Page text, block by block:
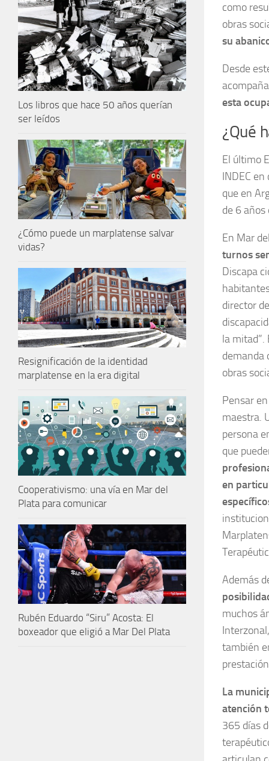
como
obras
su
Desde
esta
¿Qué
El último
INDEC
que en
de 6
En Mar
turnos
Discapa
director
la mitad”.
demanda
obras
Pensar
maestra.
persona
que
en
Además
muchos
también
La
atención
365 días
Los libros que hace 50 años querían
ser leídos
¿Cómo puede un marplatense salvar
vidas?
Resignificación de la identidad
marplatense en la era digital
Cooperativismo: una vía en Mar del
Plata para comunicar
Rubén Eduardo “Siru” Acosta: El
boxeador que eligió a Mar Del Plata